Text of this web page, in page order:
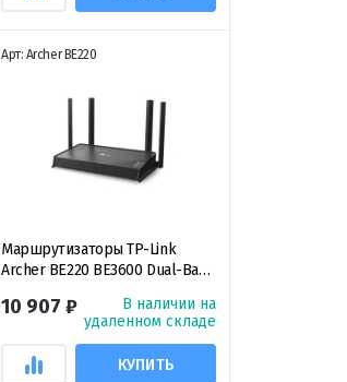
Арт: Archer BE220
Маршрутизаторы TP-Link
Archer BE220 BE3600 Dual-Band
двухдиапазонный
маршрутизатор Wi‑Fi 7
10 907 ₽
В наличии на
удаленном складе
КУПИТЬ